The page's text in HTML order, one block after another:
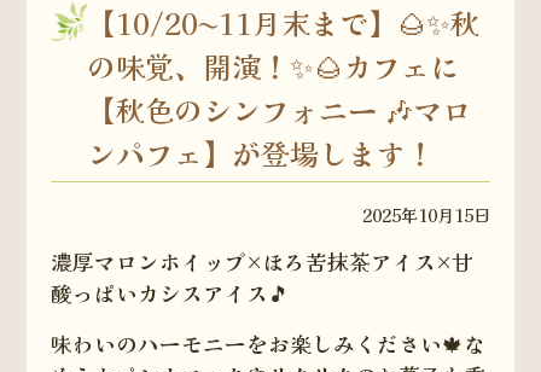
【10/20〜11月末まで】🌰✨秋
の味覚、開演！✨🌰カフェに
【秋色のシンフォニー 🎶マロ
ンパフェ】が登場します！
2025年10月15日
濃厚マロンホイップ×ほろ苦抹茶アイス×甘
酸っぱいカシスアイス🎵
味わいのハーモニーをお楽しみください🍁な